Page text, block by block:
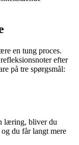
en tung proces.
efter
på tre spørgsmål:
læring, bliver du
du får langt mere